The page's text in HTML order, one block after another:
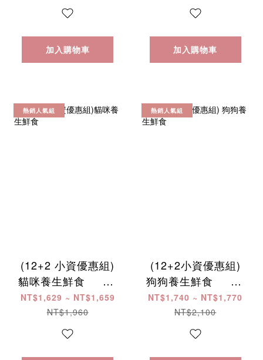
加入購物車 加入購物車
熱銷人氣組
(12+2 小資優惠組)
貓咪養生鮮食 ​ ​ ​ ​ ​ ​ ​ ​ ​
​ ​ ​ ​ ​ ​ ​ ​ ​ ​ ​ ​ ​ ​ ​ ​ ​ ​ ​ ​ ​ ​ ​ ​ ​ ​
NT$1,629 ~ NT$1,659
NT$1,960
熱銷人氣組
(12+2小資優惠組)
狗狗養生鮮食 ​ ​ ​ ​ ​ ​ ​ ​ ​
​ ​ ​ ​ ​ ​ ​ ​ ​ ​ ​ ​ ​ ​ ​ ​ ​ ​ ​ ​ ​ ​ ​ ​ ​ ​
NT$1,740 ~ NT$1,770
NT$2,100